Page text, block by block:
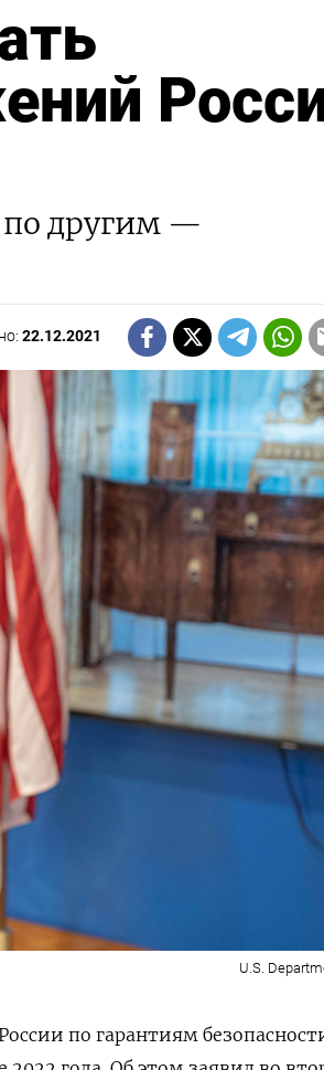
по другим —
22.12.2021
U.S.
по гарантиям